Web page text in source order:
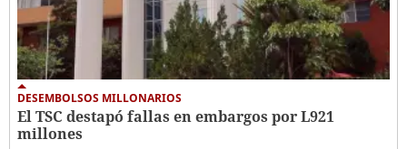
DESEMBOLSOS MILLONARIOS
El TSC destapó fallas en embargos por L921
millones